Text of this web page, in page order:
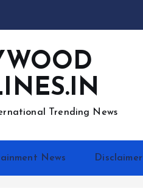
Trending News
News Disclaimer